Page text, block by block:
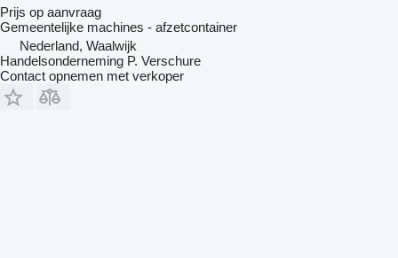
Prijs op aanvraag
Gemeentelijke machines - afzetcontainer
Nederland, Waalwijk
Handelsonderneming P. Verschure
Contact opnemen met verkoper